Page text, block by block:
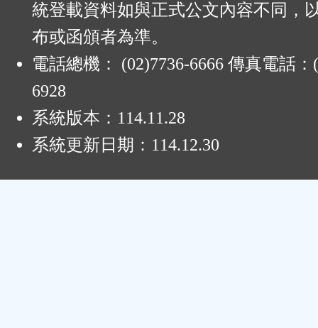
統登載資料如與正式公文內容不同，
布或函頒者為準。
電話總機： (02)7736-6666 傳真電話：
6928
系統版本： 114.11.28
系統更新日期： 114.12.30